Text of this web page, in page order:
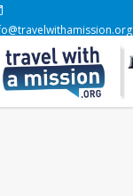
+33 6 86 84 96 69